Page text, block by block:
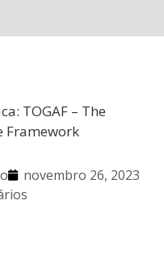
TOGAF – The
Framework
novembro 26, 2023